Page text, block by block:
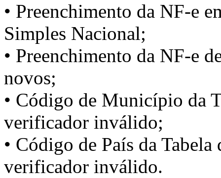
• Preenchimento da NF-e
Simples Nacional;
• Preenchimento da NF-e
novos;
• Código de Município da
verificador inválido;
• Código de País da
verificador inválido.